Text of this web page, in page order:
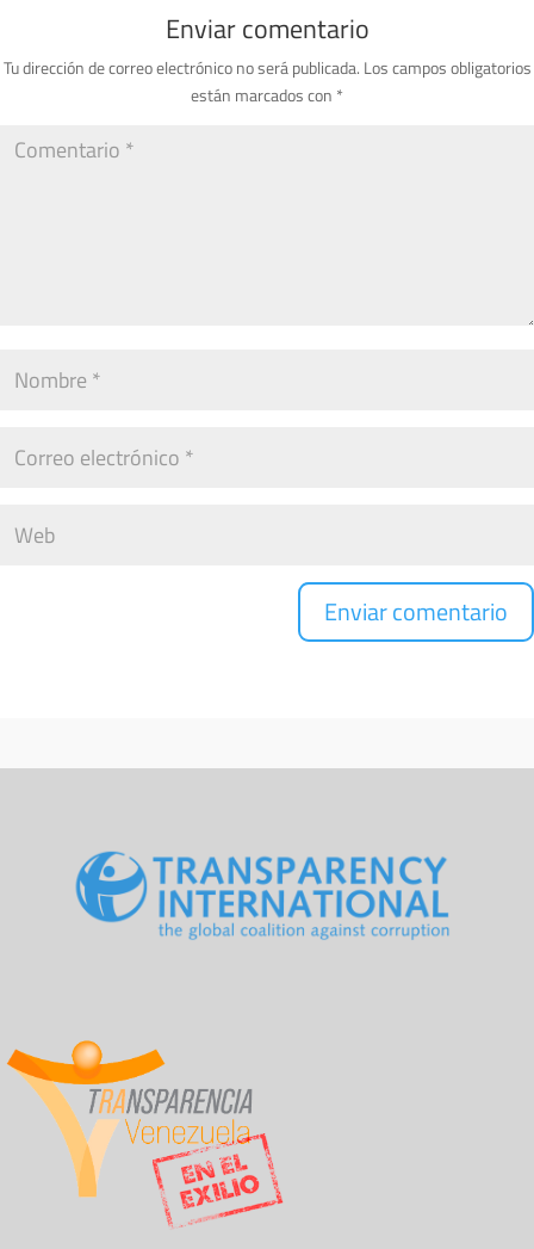
Enviar comentario
Tu dirección de correo electrónico no será publicada. Los campos obligatorios
están marcados con *